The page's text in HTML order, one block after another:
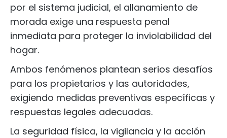
por el sistema judicial, el allanamiento de
morada exige una respuesta penal
inmediata para proteger la inviolabilidad del
hogar.
Ambos fenómenos plantean serios desafíos
para los propietarios y las autoridades,
exigiendo medidas preventivas específicas y
respuestas legales adecuadas.
La seguridad física, la vigilancia y la acción